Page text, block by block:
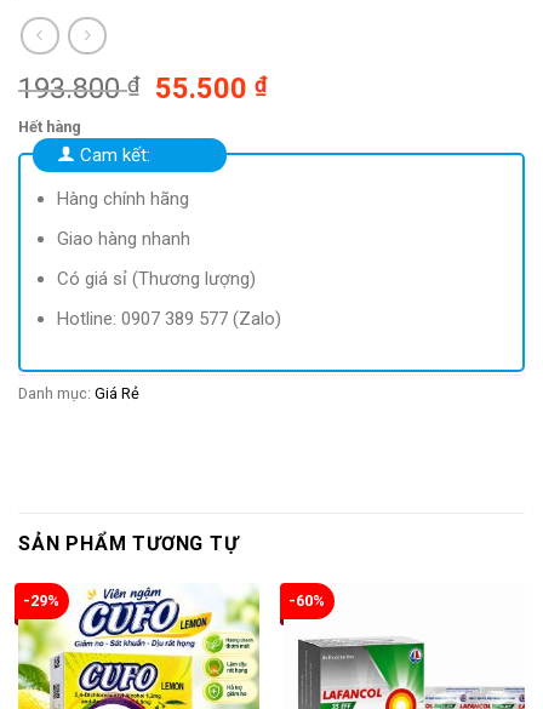
193.800₫
Giá
là:
193.800 ₫.
55.500₫Giá
tại
Hết hàng
Cam kết:
Hàng chính hãng
Giao hàng nhanh
Có giá sỉ (Thương lượng)
Hotline: 0907 389 577 (Zalo)
Danh mục: Giá Rẻ
SẢN PHẨM TƯƠNG TỰ
-29% -60%